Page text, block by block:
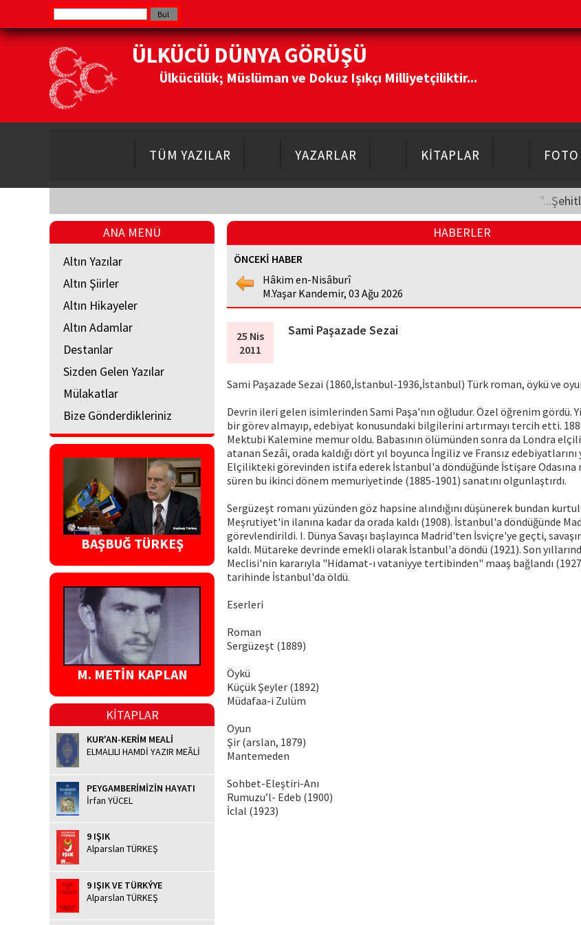
ÜLKÜCÜ DÜNYA GÖRÜŞÜ
Ülkücülük; Müslüman ve Dokuz Işıkçı Milliyetçiliktir...
TÜM YAZILAR YAZARLAR KİTAPLAR
ANA MENÜ
Altın Yazılar
Altın Şiirler
Altın Hikayeler
Altın Adamlar
Destanlar
Sizden Gelen Yazılar
Mülakatlar
Bize Gönderdikleriniz
BAŞBUĞ TÜRKEŞ
M. METİN KAPLAN
KİTAPLAR
KUR'AN-KERİM MEALİ
ELMALILI HAMDİ YAZIR MEÂLİ
PEYGAMBERİMİZİN HAYATI
İrfan YÜCEL
9 IŞIK
Alparslan TÜRKEŞ
9 IŞIK VE TÜRKÝYE
Alparslan TÜRKEŞ
HABERLER
ÖNCEKİ HABER
Hâkim en-Nisâburî
M.Yaşar Kandemir, 03 Ağu 2026
25 Nis
2011
Sami Paşazade Sezai
Sami Paşazade Sezai (1860,İstanbul-1936,İstanbul) Türk roman, öykü ve
Devrin ileri gelen isimlerinden Sami Paşa'nın oğludur. Özel öğrenim gördü.
bir görev almayıp, edebiyat konusundaki bilgilerini artırmayı tercih etti.
Mektubi Kalemine memur oldu. Babasının ölümünden sonra da Londra
atanan Sezâi, orada kaldığı dört yıl boyunca İngiliz ve Fransız edebiyatlarını
Elçilikteki görevinden istifa ederek İstanbul'a döndüğünde İstişare Odasına
süren bu ikinci dönem memuriyetinde (1885-1901) sanatını olgunlaştırdı.
Sergüzeşt romanı yüzünden göz hapsine alındığını düşünerek bundan
Meşrutiyet'in ilanına kadar da orada kaldı (1908). İstanbul'a döndüğünde
görevlendirildi. I. Dünya Savaşı başlayınca Madrid'ten İsviçre'ye geçti,
kaldı. Mütareke devrinde emekli olarak İstanbul'a döndü (1921). Son
Meclisi'nin kararıyla "Hidamat-ı vataniyye tertibinden" maaş bağlandı
tarihinde İstanbul'da öldü.
Eserleri
Roman
Sergüzeşt (1889)
Öykü
Küçük Şeyler (1892)
Müdafaa-i Zulüm
Oyun
Şir (arslan, 1879)
Mantemeden
Sohbet-Eleştiri-Anı
Rumuzu’l- Edeb (1900)
İclal (1923)